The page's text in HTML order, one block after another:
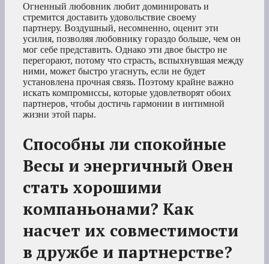
Огненный любовник любит доминировать и
стремится доставить удовольствие своему
партнеру. Воздушный, несомненно, оценит эти
усилия, позволяя любовнику гораздо больше, чем он
мог себе представить. Однако эти двое быстро не
перегорают, потому что страсть, вспыхнувшая между
ними, может быстро угаснуть, если не будет
установлена прочная связь. Поэтому крайне важно
искать компромиссы, которые удовлетворят обоих
партнеров, чтобы достичь гармонии в интимной
жизни этой пары.
Способны ли спокойные
Весы и энергичный Овен
стать хорошими
компаньонами? Как
насчет их совместимости
в дружбе и партнерстве?